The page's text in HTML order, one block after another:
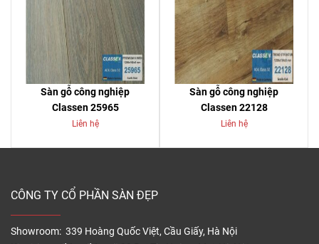
Sàn gỗ công nghiệp
Classen 25965
Liên hệ
Sàn gỗ công nghiệp
Classen 22128
Liên hệ
CÔNG TY CỔ PHẦN SÀN ĐẸP
Showroom: 339 Hoàng Quốc Việt, Cầu Giấy, Hà Nội